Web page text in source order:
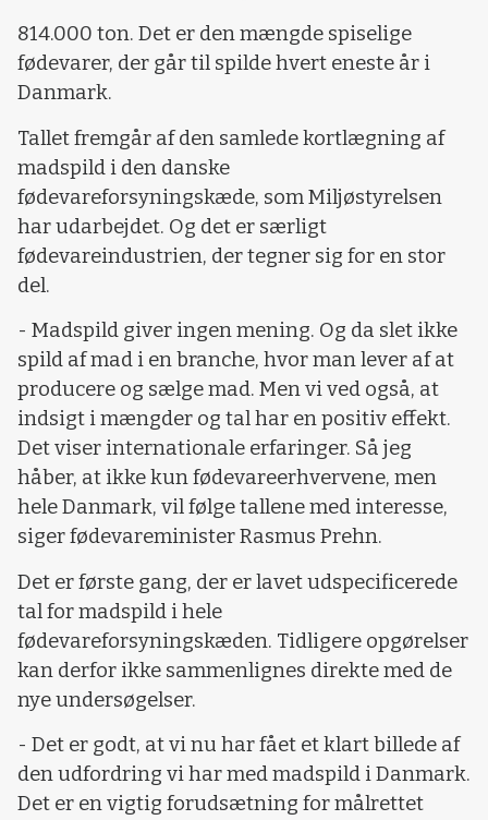
814.000 ton. Det er den mængde spiselige
fødevarer, der går til spilde hvert eneste år i
Danmark.
Tallet fremgår af den samlede kortlægning af
madspild i den danske
fødevareforsyningskæde, som Miljøstyrelsen
har udarbejdet. Og det er særligt
fødevareindustrien, der tegner sig for en stor
del.
- Madspild giver ingen mening. Og da slet ikke
spild af mad i en branche, hvor man lever af at
producere og sælge mad. Men vi ved også, at
indsigt i mængder og tal har en positiv effekt.
Det viser internationale erfaringer. Så jeg
håber, at ikke kun fødevareerhvervene, men
hele Danmark, vil følge tallene med interesse,
siger fødevareminister Rasmus Prehn.
Det er første gang, der er lavet udspecificerede
tal for madspild i hele
fødevareforsyningskæden. Tidligere opgørelser
kan derfor ikke sammenlignes direkte med de
nye undersøgelser.
- Det er godt, at vi nu har fået et klart billede af
den udfordring vi har med madspild i Danmark.
Det er en vigtig forudsætning for målrettet